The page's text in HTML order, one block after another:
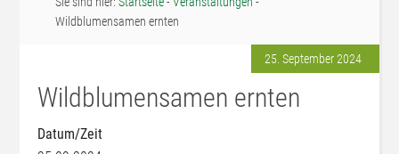
Wildblumensamen ernten
25. September 2024
Wildblumensamen ernten
Datum/Zeit